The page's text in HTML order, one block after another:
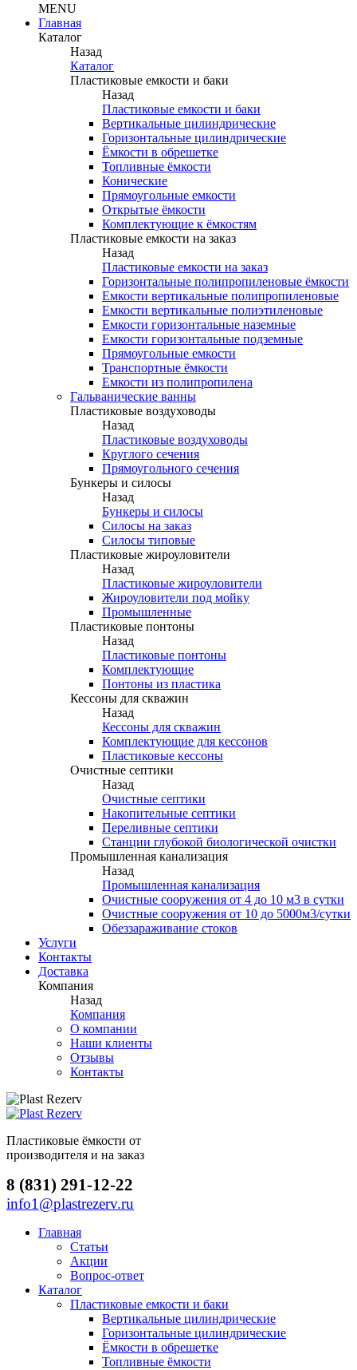
MENU
Главная
Каталог
Назад
Каталог
Пластиковые емкости и баки
Назад
Пластиковые емкости и баки
Вертикальные цилиндрические
Горизонтальные цилиндрические
Ёмкости в обрешетке
Топливные ёмкости
Конические
Прямоугольные емкости
Открытые ёмкости
Комплектующие к ёмкостям
Пластиковые емкости на заказ
Назад
Пластиковые емкости на заказ
Горизонтальные полипропиленовые ёмкости
Емкости вертикальные полипропиленовые
Емкости вертикальные полиэтиленовые
Емкости горизонтальные наземные
Емкости горизонтальные подземные
Прямоугольные емкости
Транспортные ёмкости
Емкости из полипропилена
Гальванические ванны
Пластиковые воздуховоды
Назад
Пластиковые воздуховоды
Круглого сечения
Прямоугольного сечения
Бункеры и силосы
Назад
Бункеры и силосы
Силосы на заказ
Силосы типовые
Пластиковые жироуловители
Назад
Пластиковые жироуловители
Жироуловители под мойку
Промышленные
Пластиковые понтоны
Назад
Пластиковые понтоны
Комплектующие
Понтоны из пластика
Кессоны для скважин
Назад
Кессоны для скважин
Комплектующие для кессонов
Пластиковые кессоны
Очистные септики
Назад
Очистные септики
Накопительные септики
Переливные септики
Станции глубокой биологической очистки
Промышленная канализация
Назад
Промышленная канализация
Очистные сооружения от 4 до 10 м3 в сутки
Очистные сооружения от 10 до 5000м3/сутки
Обеззараживание стоков
Услуги
Контакты
Доставка
Компания
Назад
Компания
О компании
Наши клиенты
Отзывы
Контакты
Пластиковые ёмкости от
производителя и на заказ
8 (831) 291-12-22
info1@plastrezerv.ru
Главная
Статьи
Акции
Вопрос-ответ
Каталог
Пластиковые емкости и баки
Вертикальные цилиндрические
Горизонтальные цилиндрические
Ёмкости в обрешетке
Топливные ёмкости